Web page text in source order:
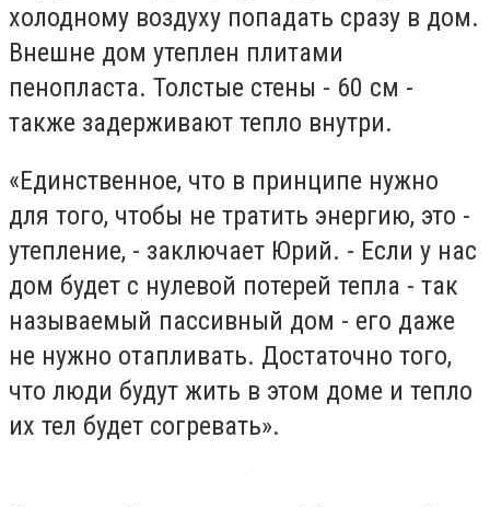
холодному воздуху попадать сразу в дом.
Внешне дом утеплен плитами
пенопласта. Толстые стены - 60 см -
также задерживают тепло внутри.
«Единственное, что в принципе нужно
для того, чтобы не тратить энергию, это -
утепление, - заключает Юрий. - Если у нас
дом будет с нулевой потерей тепла - так
называемый пассивный дом - его даже
не нужно отапливать. Достаточно того,
что люди будут жить в этом доме и тепло
их тел будет согревать».